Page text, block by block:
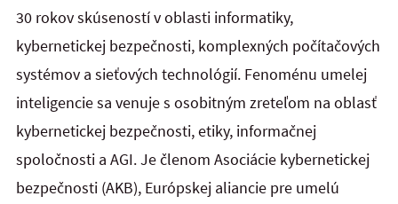
30 rokov skúseností v oblasti informatiky,
kybernetickej bezpečnosti, komplexných počítačových
systémov a sieťových technológií. Fenoménu umelej
inteligencie sa venuje s osobitným zreteľom na oblasť
kybernetickej bezpečnosti, etiky, informačnej
spoločnosti a AGI. Je členom Asociácie kybernetickej
bezpečnosti (AKB), Európskej aliancie pre umelú